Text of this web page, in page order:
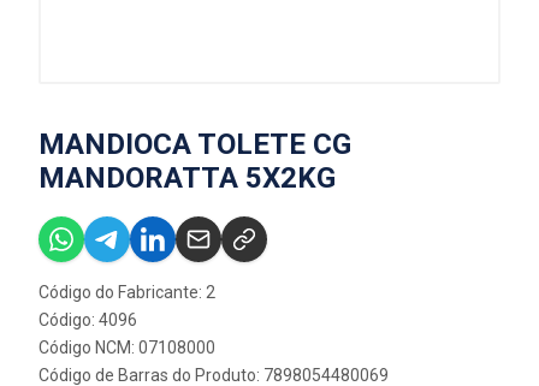
MANDIOCA TOLETE CG
MANDORATTA 5X2KG
Código do Fabricante: 2
Código: 4096
Código NCM: 07108000
Código de Barras do Produto: 7898054480069